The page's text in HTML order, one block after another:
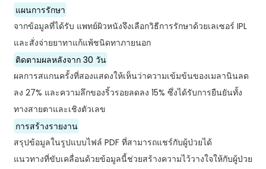
แผนการรักษา
จากข้อมูลที่ได้รับ แพทย์ผิวหนังจึงเลือกวิธีการรักษาด้วยเลเซอร์ IPL
และสั่งจ่ายยาทาแก้แพ้ชนิดทาภายนอก
ติดตามผลหลังจาก 30 วัน
ผลการสแกนครั้งที่สองแสดงให้เห็นว่าความเข้มข้นของเมลานินลด
ลง 27% และความลึกของริ้วรอยลดลง 15% ซึ่งได้รับการยืนยันทั้ง
ทางสายตาและเชิงตัวเลข
การสร้างรายงาน
สรุปข้อมูลในรูปแบบไฟล์ PDF ที่สามารถแชร์กับผู้ป่วยได้
แนวทางที่ขับเคลื่อนด้วยข้อมูลนี้ช่วยสร้างความไว้วางใจให้กับผู้ป่วย